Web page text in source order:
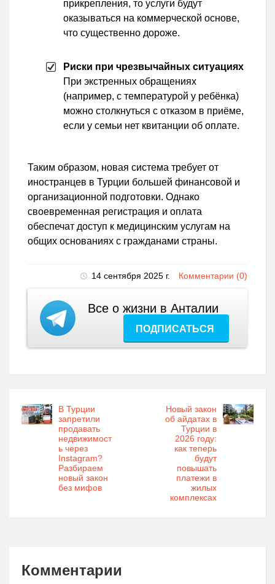
прикрепления, то услуги будут
оказываться на коммерческой основе,
что существенно дороже.
Риски при чрезвычайных ситуациях
При экстренных обращениях
(например, с температурой у ребёнка)
можно столкнуться с отказом в приёме,
если у семьи нет квитанции об оплате.
Таким образом, новая система требует от
иностранцев в Турции большей финансовой и
организационной подготовки. Однако
своевременная регистрация и оплата
обеспечат доступ к медицинским услугам на
общих основаниях с гражданами страны.
14 сентября 2025 г. Комментарии (0)
Все о жизни в Анталии
ПОДПИСАТЬСЯ
В Турции
запретили
продавать
недвижимост
ь через
Instagram?
Разбираем
новый закон
без мифов
Новый закон
об айдатах в
Турции в
2026 году:
как теперь
будут
повышать
платежи в
жилых
комплексах
Комментарии